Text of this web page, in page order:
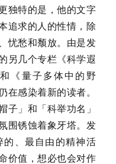
独特的是，他的文字
追求的人的性情，除
忧愁和颓放。由是发
另几个专栏《科学遐
《量子多体中的野
在感染着新的读者。
子」和「科举功名」
围锈蚀着象牙塔。发
的、最自由的精神活
价值，想必也会对作